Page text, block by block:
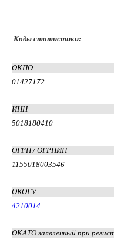
Коды статистики:
ОКПО
01427172
ИНН
5018180410
ОГРН / ОГРНИП
1155018003546
ОКОГУ
4210014
ОКАТО заявленный при